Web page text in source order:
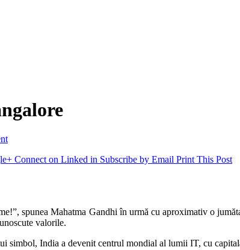
Connect on Linked in Subscribe by Email Print This Post
spunea Mahatma Gandhi în urmă cu aproximativ o
valorile.
simbol, India a devenit centrul mondial al lumii IT, cu